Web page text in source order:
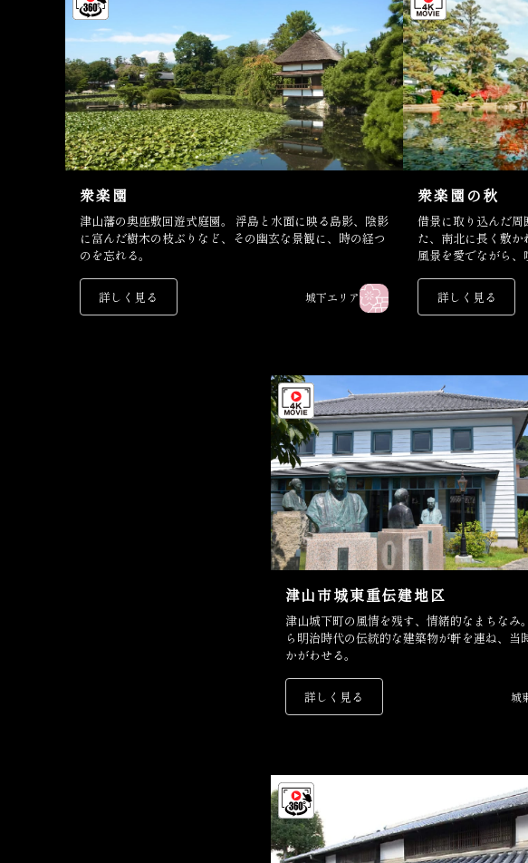
衆楽園
津山藩の奥座敷回遊式庭園。 浮島と水面に映る島影、陰影
に富んだ樹木の枝ぶりなど、その幽玄な景観に、時の経つ
のを忘れる。
詳しく見る 城下エリア
衆楽園の秋
借景に取り込んだ
た、南北に長く敷
風景を愛でながら
詳しく見る
津山市城東重伝建地区
津山城下町の風情を残す、情緒的なまちなみ。 江戸末期か
ら明治時代の伝統的な建築物が軒を連ね、当
かがわせる。
詳しく見る 城